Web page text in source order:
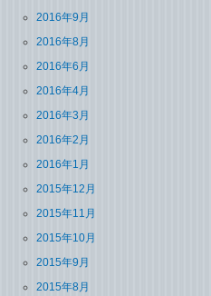
2016年9月
2016年8月
2016年6月
2016年4月
2016年3月
2016年2月
2016年1月
2015年12月
2015年11月
2015年10月
2015年9月
2015年8月